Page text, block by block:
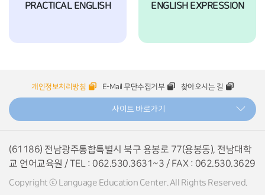
PRACTICAL ENGLISH ENGLISH EXPRESSION
개인정보처리방침 E-Mail 무단수집거부 찾아오시는 길
사이트 바로가기
(61186) 전남광주통합특별시 북구 용봉로 77(용봉동), 전남대학
교 언어교육원 / TEL : 062.530.3631~3 / FAX : 062.530.3629
Copyright ⓒ Language Education Center. All Rights Reserved.